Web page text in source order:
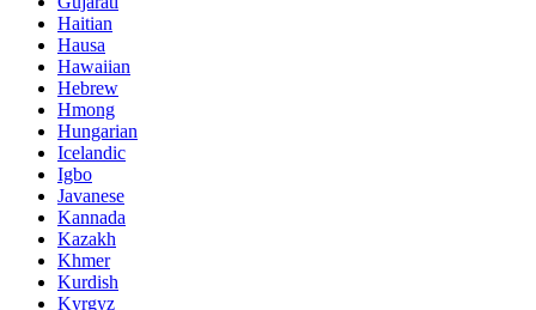
Haitian
Hausa
Hawaiian
Hebrew
Hmong
Hungarian
Icelandic
Igbo
Javanese
Kannada
Kazakh
Khmer
Kurdish
Kyrgyz